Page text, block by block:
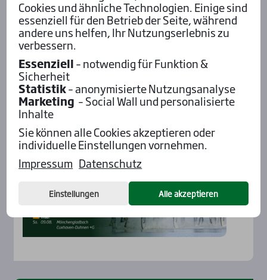
Aktu­el­les
Cookies und ähnliche Technologien. Einige sind
essenziell für den Betrieb der Seite, während
andere uns helfen, Ihr Nutzungserlebnis zu
verbessern.
Essenziell– notwendig für Funktion &
Sicherheit
Statistik– anonymisierte Nutzungsanalyse
Marketing – Social Wall und personalisierte
Inhalte
Sie können alle Cookies akzeptieren oder
individuelle Einstellungen vornehmen.
Impressum Datenschutz
Einstellungen Alle akzeptieren